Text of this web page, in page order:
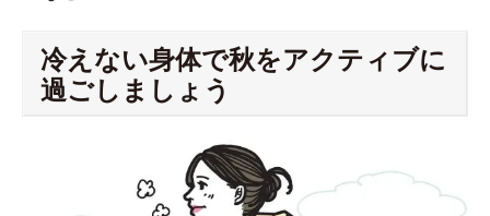
冷えない身体で秋をアクティブに
過ごしましょう